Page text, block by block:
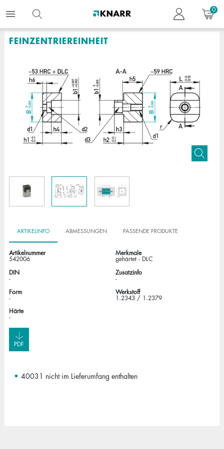
0
ARTIKELINFO ABMESSUNGEN PASSENDE PRODUKTE
FEINZENTRIEREINHEIT
Artikelnummer
542006
Merkmale
gehärtet - DLC
DIN
-
Zusatzinfo
-
Form
-
Werkstoff
1.2343 / 1.2379
Härte
-
PDF
40031 nicht im Lieferumfang enthalten